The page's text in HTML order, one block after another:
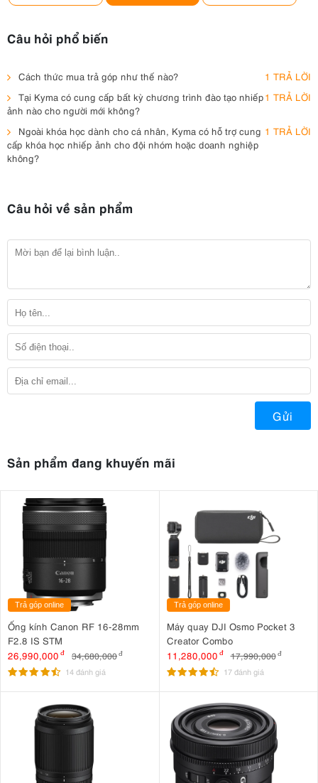
Câu hỏi phổ biến
Cách thức mua trả góp như thế nào?
1 TRẢ LỜI
Tại Kyma có cung cấp bất kỳ chương trình đào tạo nhiếp
ảnh nào cho người mới không?
1 TRẢ LỜI
Ngoài khóa học dành cho cá nhân, Kyma có hỗ trợ cung
cấp khóa học nhiếp ảnh cho đội nhóm hoặc doanh nghiệp
không?
1 TRẢ LỜI
Câu hỏi về sản phẩm
Gửi
Sản phẩm đang khuyến mãi
Trả góp online
Ống kính Canon RF 16-28mm
F2.8 IS STM
26,990,000 đ 34,680,000đ
14 đánh giá
Trả góp online
Máy quay DJI Osmo Pocket 3
Creator Combo
11,280,000 đ 17,990,000 đ
17 đánh giá